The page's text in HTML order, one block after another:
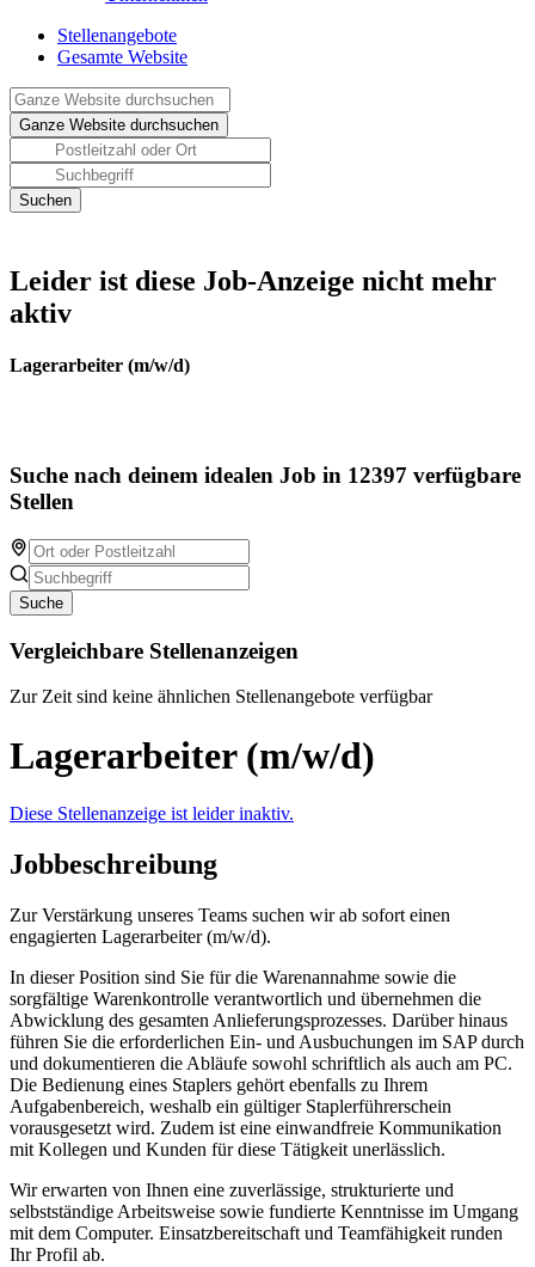
Stellenangebote
Gesamte Website
Leider ist diese Job-Anzeige nicht mehr
aktiv
Lagerarbeiter (m/w/d)
Suche nach deinem idealen Job in 12397 verfügbare
Stellen
Suche
Vergleichbare Stellenanzeigen
Zur Zeit sind keine ähnlichen Stellenangebote verfügbar
Lagerarbeiter (m/w/d)
Diese Stellenanzeige ist leider inaktiv.
Jobbeschreibung
Zur Verstärkung unseres Teams suchen wir ab sofort einen
engagierten Lagerarbeiter (m/w/d).
In dieser Position sind Sie für die Warenannahme sowie die
sorgfältige Warenkontrolle verantwortlich und übernehmen die
Abwicklung des gesamten Anlieferungsprozesses. Darüber hinaus
führen Sie die erforderlichen Ein- und Ausbuchungen im SAP durch
und dokumentieren die Abläufe sowohl schriftlich als auch am PC.
Die Bedienung eines Staplers gehört ebenfalls zu Ihrem
Aufgabenbereich, weshalb ein gültiger Staplerführerschein
vorausgesetzt wird. Zudem ist eine einwandfreie Kommunikation
mit Kollegen und Kunden für diese Tätigkeit unerlässlich.
Wir erwarten von Ihnen eine zuverlässige, strukturierte und
selbstständige Arbeitsweise sowie fundierte Kenntnisse im Umgang
mit dem Computer. Einsatzbereitschaft und Teamfähigkeit runden
Ihr Profil ab.